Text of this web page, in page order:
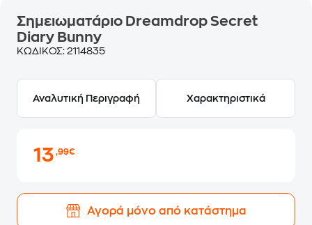
Σημειωματάριο Dreamdrop Secret
Diary Bunny
ΚΩΔΙΚΟΣ: 2114835
Αναλυτική Περιγραφή Χαρακτηριστικά
13,99€
Αγορά μόνο από κατάστημα